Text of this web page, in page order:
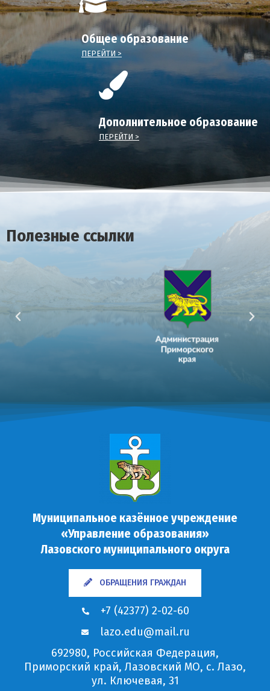
Общее образование
ПЕРЕЙТИ >
Дополнительное образование
ПЕРЕЙТИ >
Полезные ссылки
Муниципальное казённое учреждение
«Управление образования»
Лазовского муниципального округа
ОБРАЩЕНИЯ ГРАЖДАН
+7 (42377) 2-02-60
lazo.edu@mail.ru
692980, Российская Федерация,
Приморский край, Лазовский МО, с. Лазо,
ул. Ключевая, 31